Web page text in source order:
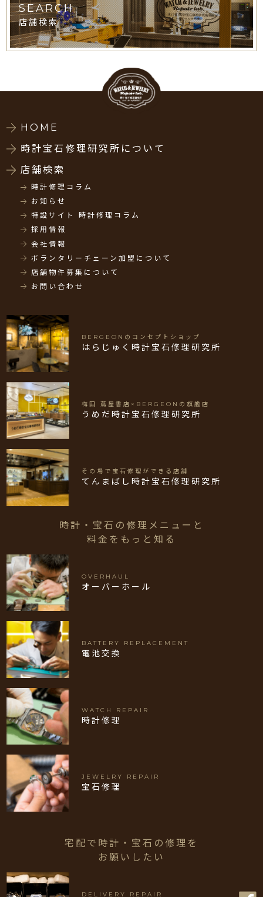
SEARCH
店舗検索
HOME
時計宝石修理研究所について
店舗検索
時計修理コラム
お知らせ
特設サイト 時計修理コラム
採用情報
会社情報
ボランタリーチェーン加盟について
店舗物件募集について
お問い合わせ
BERGEONのコンセプトショップ
はらじゅく時計宝石修理研究所
梅田 蔦屋書店×BERGEONの旗艦店
うめだ時計宝石修理研究所
その場で宝石修理ができる店舗
てんまばし時計宝石修理研究所
時計・宝石の修理メニューと
料金をもっと知る
OVERHAUL
オーバーホール
BATTERY REPLACEMENT
電池交換
WATCH REPAIR
時計修理
JEWELRY REPAIR
宝石修理
宅配で時計・宝石の修理を
お願いしたい
DELIVERY REPAIR